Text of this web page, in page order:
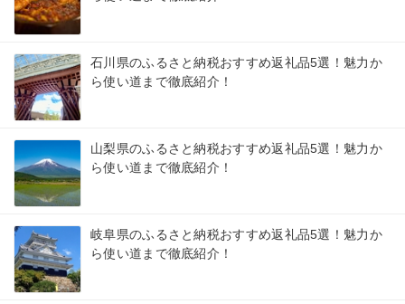
石川県のふるさと納税おすすめ返礼品5選！魅力か
ら使い道まで徹底紹介！
山梨県のふるさと納税おすすめ返礼品5選！魅力か
ら使い道まで徹底紹介！
岐阜県のふるさと納税おすすめ返礼品5選！魅力か
ら使い道まで徹底紹介！